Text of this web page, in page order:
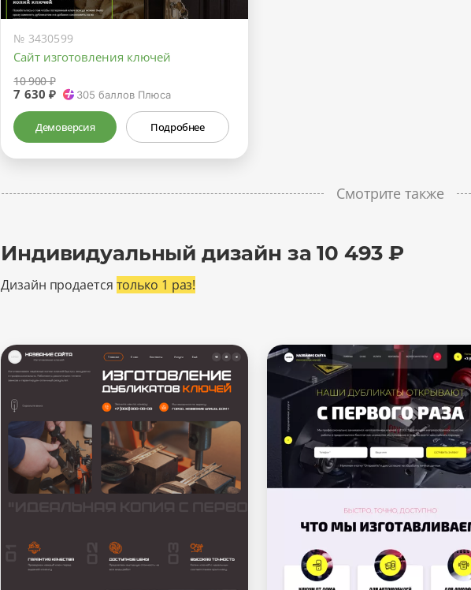
№ 3430599
Сайт изготовления ключей
10 900 ₽
7 630 ₽ 305 баллов Плюса
Демоверсия Подробнее
Смотрите также
Индивидуальный дизайн за 10 493 ₽
Дизайн продается только 1 раз!